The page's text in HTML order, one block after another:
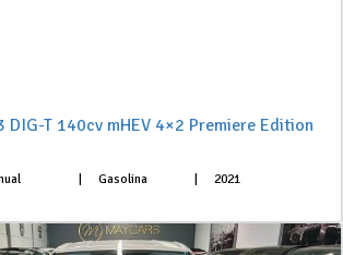
DIG-T 140cv mHEV 4×2 Premiere Edition
Gasolina 2021